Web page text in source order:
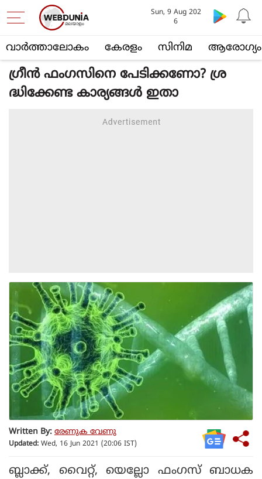
വാര്‍ത്താലോകം കേരളം സിനിമ ആരോഗ്യം
Sun, 9 Aug 202
6
ഗ്രീന്‍ ഫംഗസിനെ പേടിക്കണോ? ശ്ര
ദ്ധിക്കേണ്ട കാര്യങ്ങള്‍ ഇതാ
Written By: രേണുക വേണു
Updated: Wed, 16 Jun 2021 (20:06 IST)
ബ്ലാക്ക്, വൈറ്റ്, യെല്ലോ ഫംഗസ് ബാധക